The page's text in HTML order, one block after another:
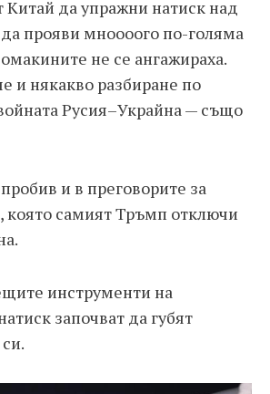
Китай да упражни натиск над
прояви мноооого по-голяма
не се ангажираха.
и някакво разбиране по
Русия–Украйна — също
и в преговорите за
която самият Тръмп отключи
инструменти на
започват да губят